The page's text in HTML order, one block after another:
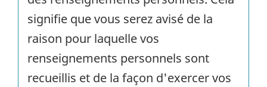
signifie que vous serez avisé de la
raison pour laquelle vos
renseignements personnels sont
recueillis et de la façon d'exercer vos